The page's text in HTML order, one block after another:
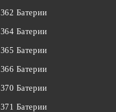
362 Батерии
364 Батерии
365 Батерии
366 Батерии
370 Батерии
371 Батерии